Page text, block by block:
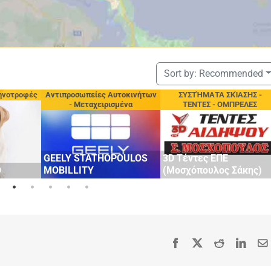
Sort by: Recommended
ΣΥΣΤΉΜΑΤΑ ΣΚΊΑΣΗΣ -
ΤΕΝΤΕΣ - ΟΜΠΡΕΛΕΣ
3D Τέντες ΕΠΕ
(Μοσχόπουλος Σάκης)
Κατασκευές Αλουμινίου
ΚΑΤΑΣΚΕΥΕΣ
ΑΛΟΥΜΙΝΙΟΥ
ΑΛΩΝΙΑΤΗΣ ΓΙΩΡΓΟΣ
Facebook Reddit